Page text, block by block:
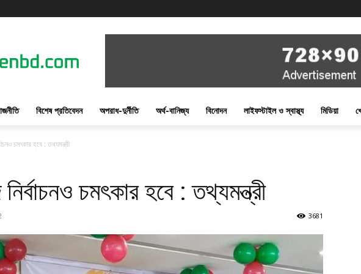
বিশেষ প্রতিবেদন অপরাধ-দুর্নীতি অর্থ-বানিজ্য বিনোদন লাইফস্টাইল ও স্বাস্থ্য মিডিয়া
চমৎকার হবে : তথ্যমন্ত্রী
চমৎকার হবে : তথ্যমন্ত্রী
3681